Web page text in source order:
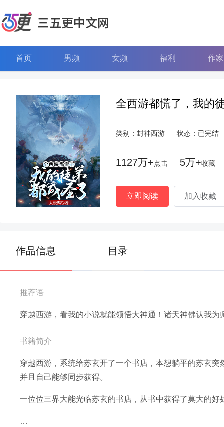
三五更中文网
首页 男频 女频 福利 作
全西游都慌了，我的
类别：封神西游 状态：已完结
1127万+点击 5万+收藏
立即阅读 加入收藏
作品信息 目录
推荐语
穿越西游，看我的小说就能领悟大神通！诸天神佛认我为
书籍简介
穿越西游，系统给苏玄开了一个书店，本想躺平的苏玄
并且自己能够同步获得。
一位位三界大能光临苏玄的书店，从书中获得了莫大的好
…